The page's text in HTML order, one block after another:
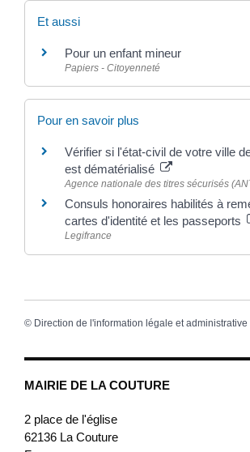
MAIRIE DE LA COUTURE
2 place de l'église
62136 La Couture
Et aussi
Pour un enfant mineur
Papiers - Citoyenneté
Pour en savoir plus
Vérifier si l'état-civil de votre ville
est dématérialisé
Agence nationale des titres sécurisés
Consuls honoraires habilités à
cartes d'identité et les passeports
Legifrance
© Direction de l'information légale et administrative